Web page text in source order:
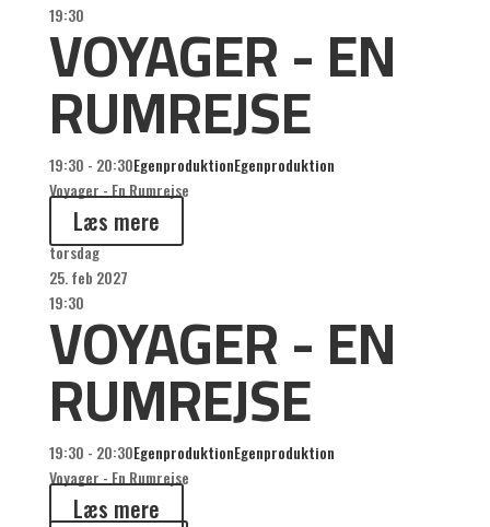
19:30
VOYAGER - EN
RUMREJSE
19:30 - 20:30EgenproduktionEgenproduktion
Voyager - En Rumrejse
Læs mere
torsdag
25. feb 2027
19:30
VOYAGER - EN
RUMREJSE
19:30 - 20:30EgenproduktionEgenproduktion
Voyager - En Rumrejse
Læs mere